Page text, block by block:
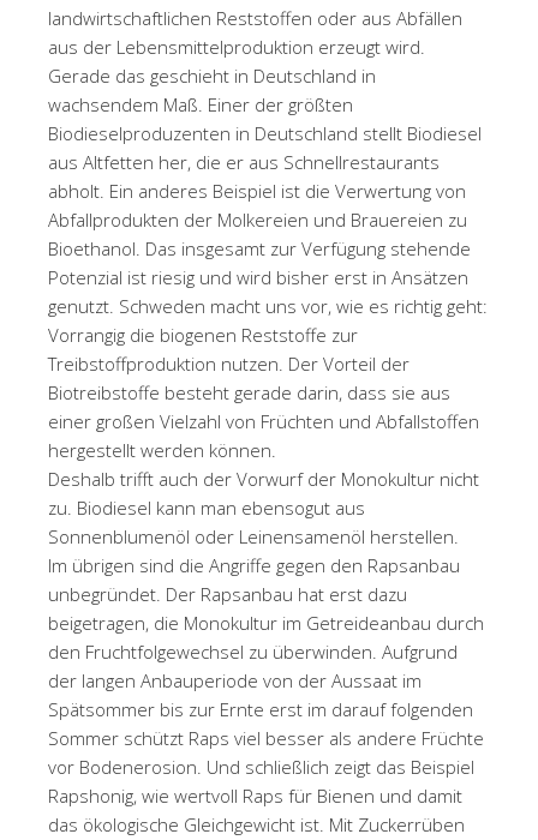
landwirtschaftlichen Reststoffen oder aus Abfällen
aus der Lebensmittelproduktion erzeugt wird.
Gerade das geschieht in Deutschland in
wachsendem Maß. Einer der größten
Biodieselproduzenten in Deutschland stellt Biodiesel
aus Altfetten her, die er aus Schnellrestaurants
abholt. Ein anderes Beispiel ist die Verwertung von
Abfallprodukten der Molkereien und Brauereien zu
Bioethanol. Das insgesamt zur Verfügung stehende
Potenzial ist riesig und wird bisher erst in Ansätzen
genutzt. Schweden macht uns vor, wie es richtig geht:
Vorrangig die biogenen Reststoffe zur
Treibstoffproduktion nutzen. Der Vorteil der
Biotreibstoffe besteht gerade darin, dass sie aus
einer großen Vielzahl von Früchten und Abfallstoffen
hergestellt werden können.
Deshalb trifft auch der Vorwurf der Monokultur nicht
zu. Biodiesel kann man ebensogut aus
Sonnenblumenöl oder Leinensamenöl herstellen.
Im übrigen sind die Angriffe gegen den Rapsanbau
unbegründet. Der Rapsanbau hat erst dazu
beigetragen, die Monokultur im Getreideanbau durch
den Fruchtfolgewechsel zu überwinden. Aufgrund
der langen Anbauperiode von der Aussaat im
Spätsommer bis zur Ernte erst im darauf folgenden
Sommer schützt Raps viel besser als andere Früchte
vor Bodenerosion. Und schließlich zeigt das Beispiel
Rapshonig, wie wertvoll Raps für Bienen und damit
das ökologische Gleichgewicht ist. Mit Zuckerrüben